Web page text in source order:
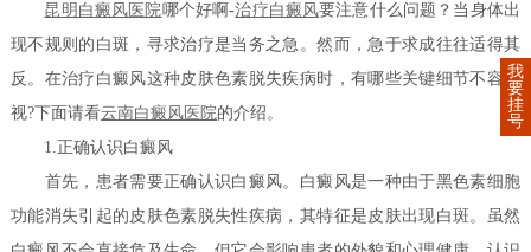
昆明白癜风医院哪个好啊-治疗白癜风要注意什么问题？当身体出
现不规则的白斑，寻求治疗是当务之急。然而，急于求成往往适得其
反。在治疗白癜风这种皮肤色素脱失疾病时，有哪些关键细节不容忽
视?下面请看云南白癜风医院的介绍。
1.正确认识白癜风
首先，患者需要正确认识白癜风。白癜风是一种由于黑色素细胞
功能消失引起的皮肤色素脱失性疾病，其特征是皮肤出现白斑。虽然
我
要
挂
号